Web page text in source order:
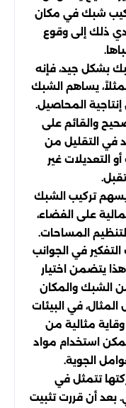
شبك في مكان
ذلك إلى وقوع
بشكل جيد، فإنه
يساهم الشبك
المحاصيل.
والقائم على
في التقليل من
التعديلات غير
تركيب الشبك
على الفضاء،
المساحات.
في الجوانب
يتضمن اختيار
الشبك والمكان
في البيئات
وقاية مثالية من
يمكن استخدام مواد
الجوية.
تتمثل في
أن قررت تثبيت